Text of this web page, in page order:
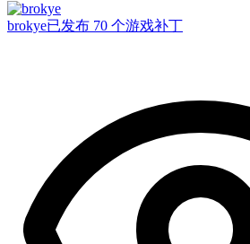
brokye已发布 70 个游戏补丁